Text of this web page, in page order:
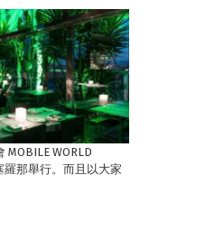
WORLD
羅那舉行。而且以大家